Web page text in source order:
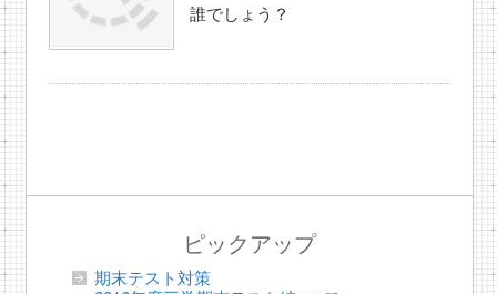
誰でしょう？
ピックアップ
期末テスト対策